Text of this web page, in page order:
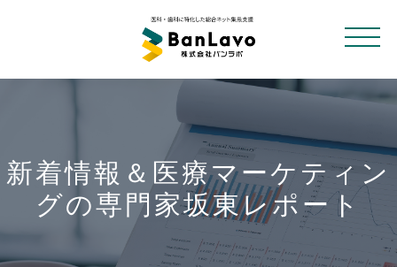
新着情報＆医療マーケティン
グの専門家坂東レポート